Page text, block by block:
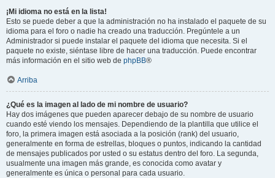
¡Mi idioma no está en la lista!
Esto se puede deber a que la administración no ha instalado el paquete de su
idioma para el foro o nadie ha creado una traducción. Pregúntele a un
Administrador si puede instalar el paquete del idioma que necesita. Si el
paquete no existe, siéntase libre de hacer una traducción. Puede encontrar
más información en el sitio web de phpBB®
Arriba
¿Qué es la imagen al lado de mi nombre de usuario?
Hay dos imágenes que pueden aparecer debajo de su nombre de usuario
cuando esté viendo los mensajes. Dependiendo de la plantilla que utilice el
foro, la primera imagen está asociada a la posición (rank) del usuario,
generalmente en forma de estrellas, bloques o puntos, indicando la cantidad
de mensajes publicados por usted o su estatus dentro del foro. La segunda,
usualmente una imagen más grande, es conocida como avatar y
generalmente es única o personal para cada usuario.